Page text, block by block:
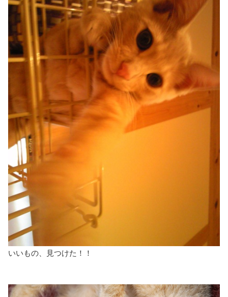
いいもの、見つけた！！